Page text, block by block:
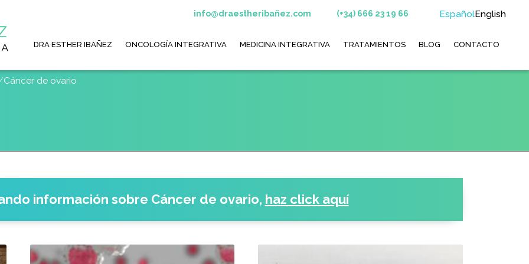
info@draestheribañez.com (+34) 666 23 19 66 EspañolEnglish
navigation
DRA ESTHER IBAÑEZ ONCOLOGÍA INTEGRATIVA MEDICINA INTEGRATIVA TRATAMIENTOS BLOG CONTACTO
Cáncer de ovario
información sobre Cáncer de ovario, haz click aquí